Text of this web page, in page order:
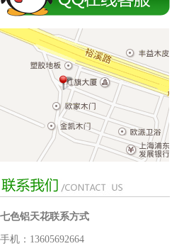
七色铝天花联系方式
手机：13605692664